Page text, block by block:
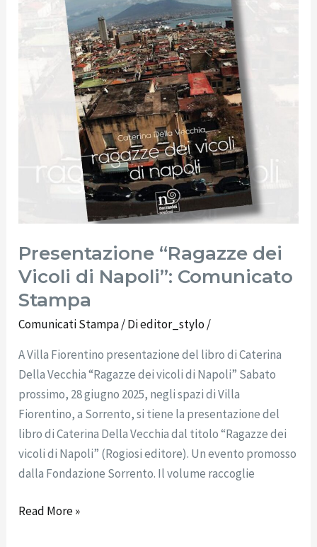
Presentazione “Ragazze dei
Vicoli di Napoli”: Comunicato
Stampa
Comunicati Stampa/ Dieditor_stylo/
A Villa Fiorentino presentazione del libro di Caterina
Della Vecchia “Ragazze dei vicoli di Napoli” Sabato
prossimo, 28 giugno 2025, negli spazi di Villa
Fiorentino, a Sorrento, si tiene la presentazione del
libro di Caterina Della Vecchia dal titolo “Ragazze dei
vicoli di Napoli” (Rogiosi editore). Un evento promosso
dalla Fondazione Sorrento. Il volume raccoglie
Comunicato
Read More »